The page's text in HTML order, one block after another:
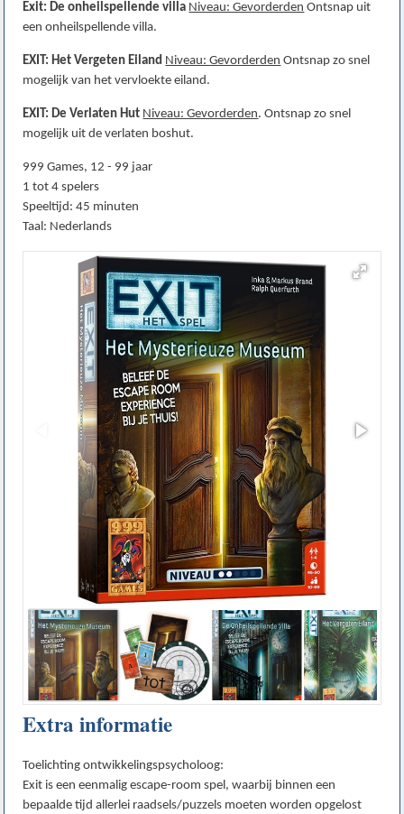
Exit: De onheilspellende villa Niveau: Gevorderden Ontsnap uit
een onheilspellende villa.
EXIT: Het Vergeten Eiland Niveau: Gevorderden Ontsnap zo snel
mogelijk van het vervloekte eiland.
EXIT: De Verlaten Hut Niveau: Gevorderden. Ontsnap zo snel
mogelijk uit de verlaten boshut.
999 Games, 12 - 99 jaar
1 tot 4 spelers
Speeltijd: 45 minuten
Taal: Nederlands
Extra informatie
Toelichting ontwikkelingspsycholoog:
Exit is een eenmalig escape-room spel, waarbij binnen een
bepaalde tijd allerlei raadsels/puzzels moeten worden opgelost